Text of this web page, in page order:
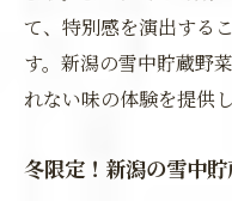
て、特別感を演出する
す。新潟の雪中貯蔵野
れない味の体験を提供し
冬限定！新潟の雪中